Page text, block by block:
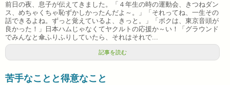
前日の夜、息子が伝えてきました。「４年生の時の運動会、きつねダン
ス、めちゃくちゃ恥ずかしかったんだよ～。」「それってね、一生その
話できるよね。ずっと覚えているよ、きっと。」「ボクは、東京音頭が
良かった！」日本ハムじゃなくてヤクルトの応援か～い！「グラウンド
でみんなと傘ふりふりしていたら、それはそれで...
記事を読む
苦手なことと得意なこと